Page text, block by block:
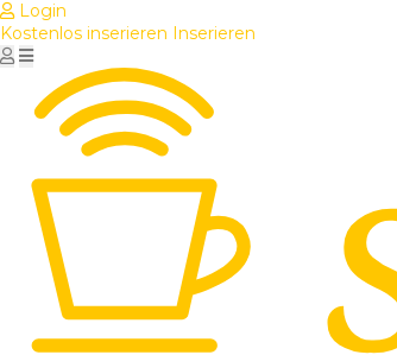
Login
Kostenlos inserieren Inserieren